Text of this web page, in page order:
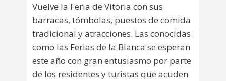
Vuelve la Feria de Vitoria con sus
barracas, tómbolas, puestos de comida
tradicional y atracciones. Las conocidas
como las Ferias de la Blanca se esperan
este año con gran entusiasmo por parte
de los residentes y turistas que acuden